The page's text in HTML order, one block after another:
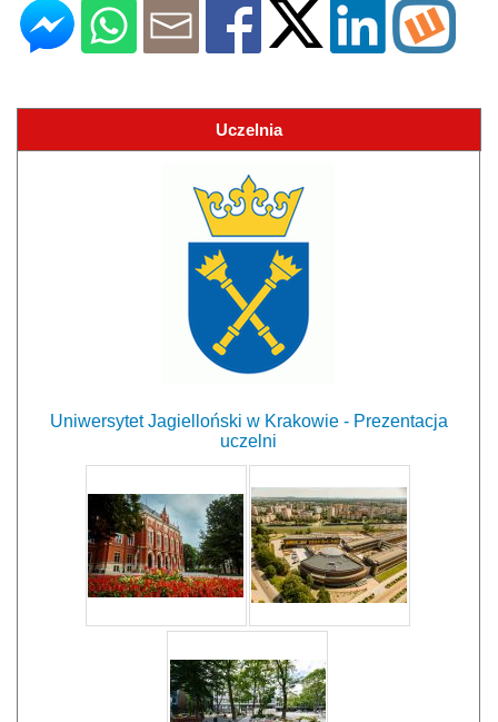
Uczelnia
Uniwersytet Jagielloński w Krakowie - Prezentacja
uczelni